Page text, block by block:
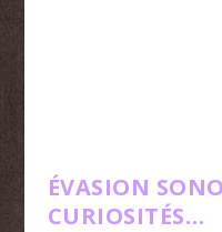
ÉVASION
CURIOSITÉS…